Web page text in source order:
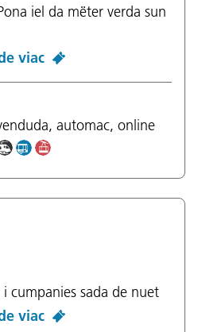
iel da mëter verda sun
viac
automac, online
cumpanies sada de nuet
viac